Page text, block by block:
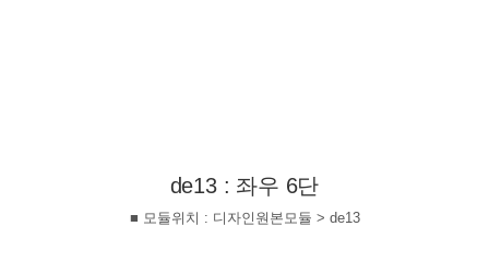
de13 : 좌우 6단
■ 모듈위치 : 디자인원본모듈 > de13